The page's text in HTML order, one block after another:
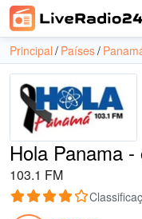
Principal Países
Hola Panama
103.1 FM